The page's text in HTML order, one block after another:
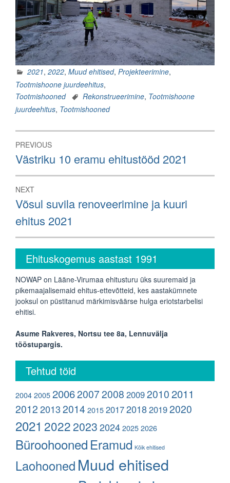
2021, 2022, Muud ehitised, Projekteerimine,
Tootmishoone juurdeehitus,
Tootmishooned
Rekonstrueerimine, Tootmishoone
juurdeehitus, Tootmishooned
Navigeerimine
PREVIOUS
Previous
post:
Västriku 10 eramu ehitustööd 2021
NEXT
Next
post:
Võsul suvila renoveerimine ja kuuri
ehitus 2021
Ehituskogemus aastast 1991
NOWAP on Lääne-Virumaa ehitusturu üks suuremaid ja
pikemaajalisemaid ehitus-ettevõtteid, kes aastakümnete
jooksul on püstitanud märkimisväärse hulga eriotstarbelisi
ehitisi.
Asume Rakveres, Nortsu tee 8a, Lennuvälja
tööstupargis.
Tehtud töid
20042005200620072008 200920102011
201220132014 20152017201820192020
2021 20222023202420252026
Büroohooned Eramud Kõik ehitised
Laohooned Muud ehitised